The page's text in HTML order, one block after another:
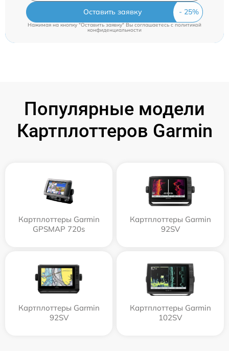
Оставить заявку
Нажимая на кнопку "Оставить заявку" Вы соглашаетесь cполитикой
конфиденциальности
Популярные модели
Картплоттеров Garmin
Картплоттеры Garmin
GPSMAP 720s
Картплоттеры Garmin
92SV
Картплоттеры Garmin
92SV
Картплоттеры Garmin
102SV